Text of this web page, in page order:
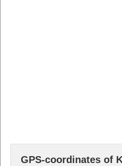
GPS-coordinates of